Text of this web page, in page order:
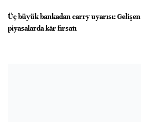
Üç büyük bankadan carry uyarısı: Gelişen
piyasalarda kâr fırsatı